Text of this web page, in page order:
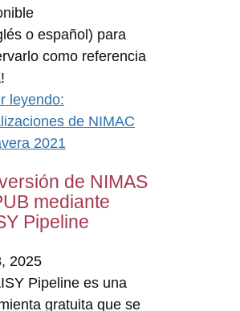
o español) para
como referencia
leyendo:
de NIMAC
2021
de NIMAS
mediante
Pipeline
2025
Pipeline es una
gratuita que se